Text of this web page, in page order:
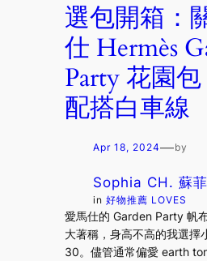
選包開箱：
仕 Hermès
Party 花園
配搭白車線
Apr 18, 2024—by
Sophia CH. 蘇
in好物推薦 LOVES
愛馬仕的 Garden Party 帆
大著稱，身高不高的我選擇
30。儘管通常偏愛 earth